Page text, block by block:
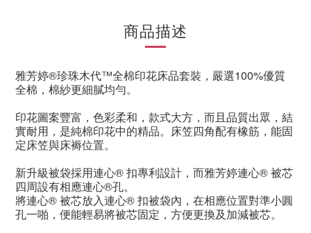
商品描述
雅芳婷®珍珠木代™全棉印花床品套裝，嚴選100%優質
全棉，棉紗更細膩均勻。
印花圖案豐富，色彩柔和，款式大方，而且品質出眾，結
實耐用，是純棉印花中的精品。床笠四角配有橡筋，能固
定床笠與床褥位置。
新升級被袋採用連心®扣專利設計， 而雅芳婷連心®被芯
四周設有相應連心®孔。
將連心®被芯放入連心®扣被袋內，在相應位置對準小圓
孔一啪，便能輕易將被芯固定，方便更換及加減被芯。